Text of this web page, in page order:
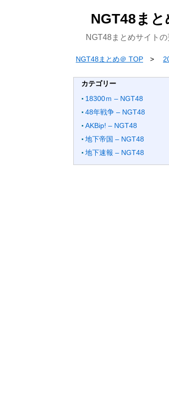
NGT48まと
NGT48まとめサイト
NGT48まとめ＠ TOP
カテゴリー
18300ｍ – NGT48
48年戦争 – NGT48
AKBip! – NGT48
地下帝国 – NGT48
地下速報 – NGT48